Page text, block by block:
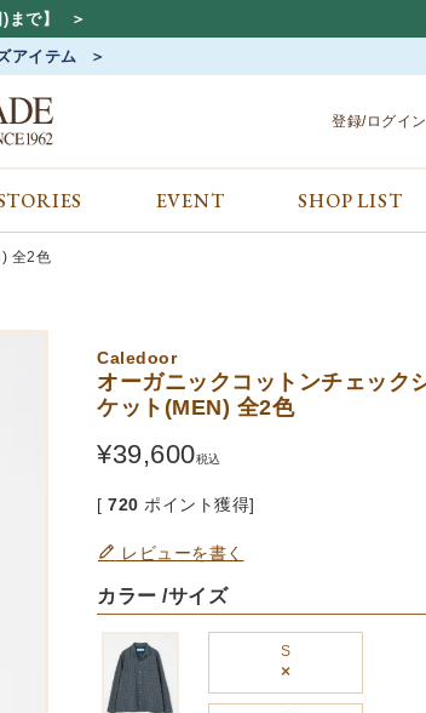
で】
アイテム
コンテンツをみる
CONCEPT
SHOP LIST
会員サービス
ご利用
登録/ログイン
検索
EVENT SHOP LIST
全2色
Caledoor
オーガニックコットンチェック
ケット(MEN) 全2色
¥39,600税込
[ 720 ポイント獲得]
レビューを書く
カラー サイズ
S
×